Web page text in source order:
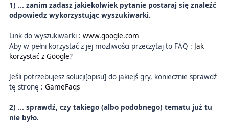
1) ... zanim zadasz jakiekolwiek pytanie postaraj się znaleźć
odpowiedz wykorzystując wyszukiwarki.
Link do wyszukiwarki : www.google.com
Aby w pełni korzystać z jej możliwości przeczytaj to FAQ : Jak
korzystać z Google?
Jeśli potrzebujesz solucji[opisu] do jakiejś gry, koniecznie sprawdź
tę stronę : GameFaqs
2) ... sprawdź, czy takiego (albo podobnego) tematu już tu
nie było.